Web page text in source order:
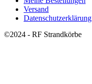
Versand
Datenschutzerklärung
©2024 - RF Strandkörbe